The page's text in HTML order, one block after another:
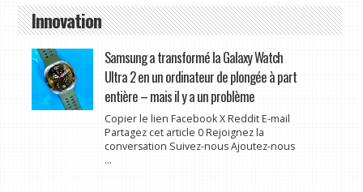
Innovation
Samsung a transformé la Galaxy Watch
Ultra 2 en un ordinateur de plongée à part
entière – mais il y a un problème
Copier le lien Facebook X Reddit E-mail
Partagez cet article 0 Rejoignez la
conversation Suivez-nous Ajoutez-nous
...